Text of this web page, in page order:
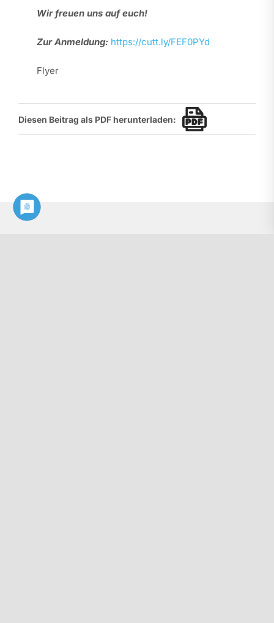
Wir freuen uns auf euch!
Zur Anmeldung: https://cutt.ly/FEF0PYd
Flyer
Diesen Beitrag als PDF herunterladen: